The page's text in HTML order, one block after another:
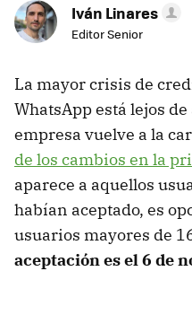
Iván Linares
Editor Senior
La mayor crisis de
WhatsApp está lejos
empresa vuelve a la
de los cambios en la
aparece a aquellos
habían aceptado, es
usuarios mayores de
aceptación es el 6 de